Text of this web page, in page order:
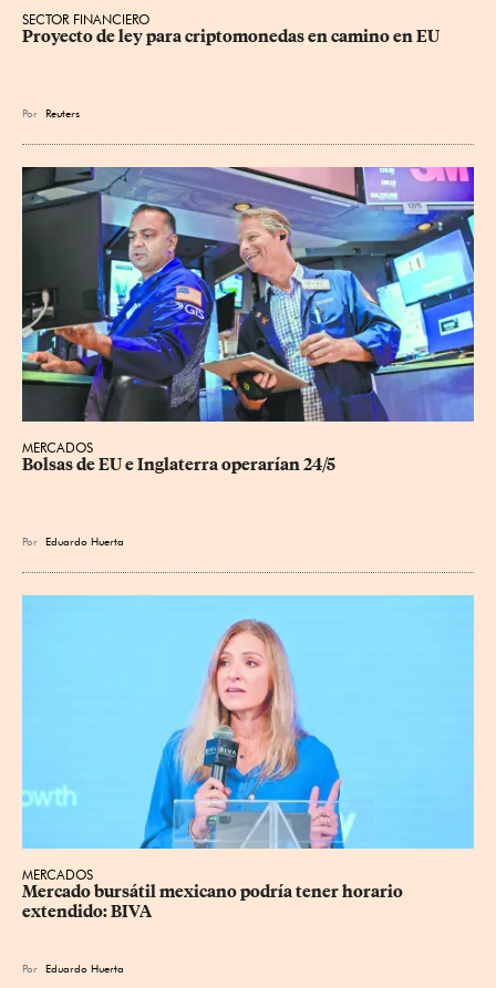
SECTOR FINANCIERO
Proyecto de ley para criptomonedas en camino en EU
Por Reuters
MERCADOS
Bolsas de EU e Inglaterra operarían 24/5
Por Eduardo Huerta
MERCADOS
Mercado bursátil mexicano podría tener horario
extendido: BIVA
Por Eduardo Huerta